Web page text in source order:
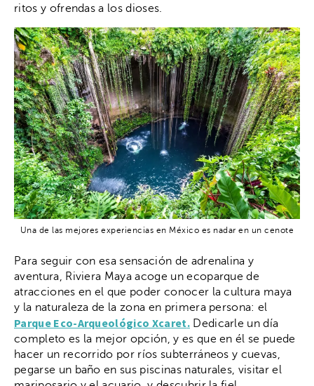
ritos y ofrendas a los dioses.
Una de las mejores experiencias en México es nadar en un cenote
Para seguir con esa sensación de adrenalina y
aventura, Riviera Maya acoge un ecoparque de
atracciones en el que poder conocer la cultura maya
y la naturaleza de la zona en primera persona: el
Parque Eco-Arqueológico Xcaret.Dedicarle un día
completo es la mejor opción, y es que en él se puede
hacer un recorrido por ríos subterráneos y cuevas,
pegarse un baño en sus piscinas naturales, visitar el